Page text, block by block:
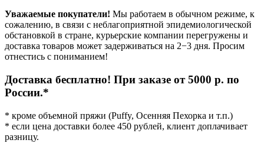
Уважаемые покупатели! Мы работаем в обычном режиме, к
сожалению, в связи с неблагоприятной эпидемиологической
обстановкой в стране, курьерские компании перегружены и
доставка товаров может задерживаться на 2−3 дня. Просим
отнестись с пониманием!
Доставка бесплатно! При заказе от 5000 р. по
России.*
* кроме объемной пряжи (Puffy, Осенняя Пехорка и т.п.)
* если цена доставки более 450 рублей, клиент доплачивает
разницу.